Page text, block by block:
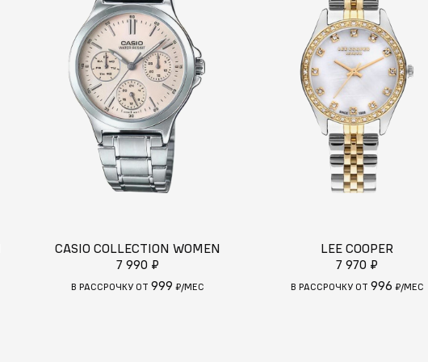
CASIO COLLECTION WOMEN
7 990 ₽
В РАССРОЧКУ ОТ 999 ₽/МЕС
LEE COOPER
7 970 ₽
В РАССРОЧКУ ОТ 996 ₽/МЕС